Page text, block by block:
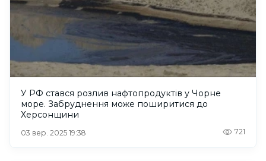
У РФ стався розлив нафтопродуктів у Чорне
море. Забруднення може поширитися до
Херсонщини
03 вер. 2025 19:38 721